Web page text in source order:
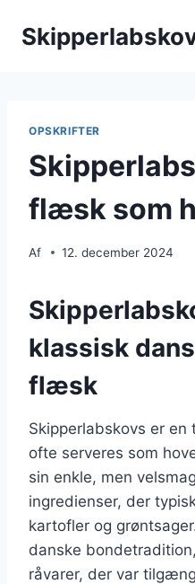
OPSKRIFTER
flæsk som
Af 12. december 2024
klassisk
flæsk
Skipperlabskovs er
ofte serveres som
sin enkle, men
ingredienser, der
kartofler og
danske
råvarer, der var